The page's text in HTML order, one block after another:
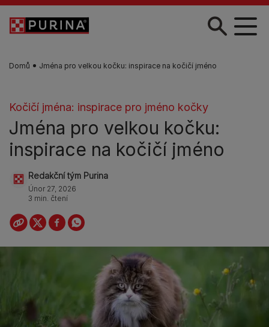
Skip to main content
Domů Jména pro velkou kočku: inspirace na kočičí jméno
Kočičí jména: inspirace pro jméno kočky
Jména pro velkou kočku:
inspirace na kočičí jméno
Redakční tým Purina
Únor 27, 2026
3 min. čtení